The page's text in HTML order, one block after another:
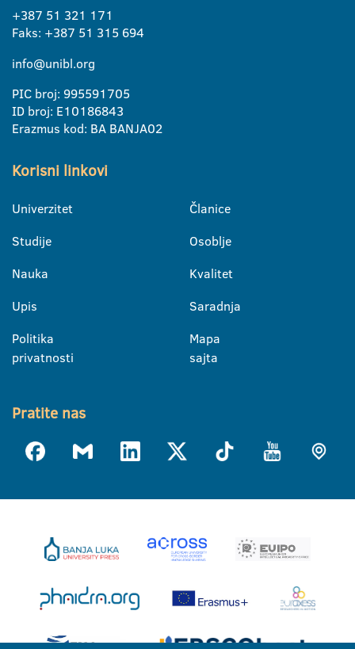
+387 51 321 171
Faks: +387 51 315 694
info@unibl.org
PIC broj: 995591705
ID broj: E10186843
Erazmus kod: BA BANJA02
Korisni linkovi
Univerzitet
Studije
Nauka
Upis
Politika
privatnosti
Članice
Osoblje
Kvalitet
Saradnja
Mapa
sajta
Pratite nas